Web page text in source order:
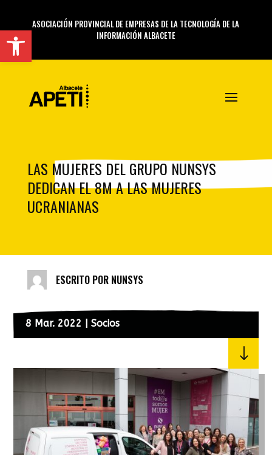
ASOCIACIÓN PROVINCIAL DE EMPRESAS DE LA TECNOLOGÍA DE LA
INFORMACIÓN ALBACETE
LAS MUJERES DEL GRUPO NUNSYS
DEDICAN EL 8M A LAS MUJERES
UCRANIANAS
ESCRITO POR NUNSYS
8 Mar. 2022 |Socios
"
Abrir barra de herramientas